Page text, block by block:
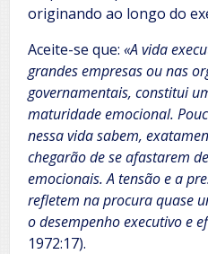
originando ao longo do
Aceite-se que: «A vida
grandes empresas ou nas
governamentais, constitui
maturidade emocional.
nessa vida sabem,
chegarão de se afastarem
emocionais. A tensão e a
refletem na procura quase
o desempenho executivo e
1972:17).